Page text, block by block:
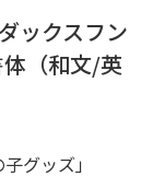
ックスフン
（和文/英
グッズ」